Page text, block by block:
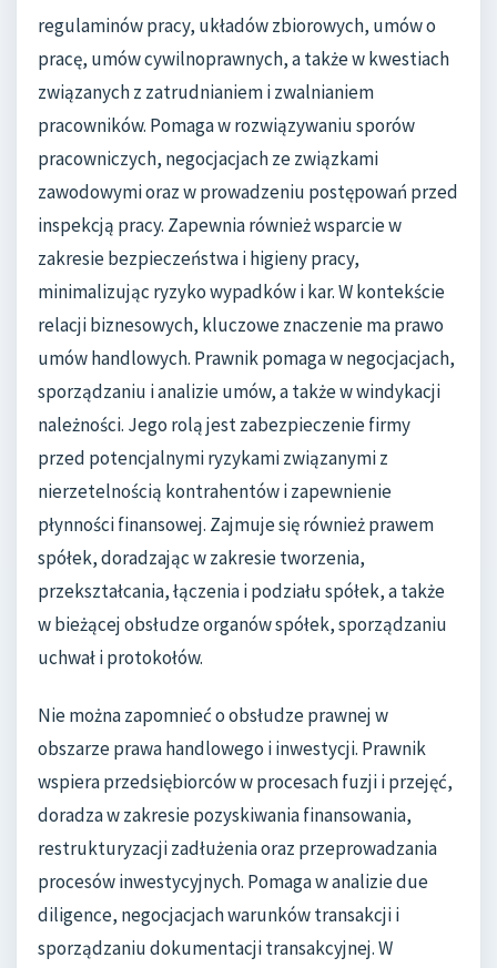
regulaminów pracy, układów zbiorowych, umów o
pracę, umów cywilnoprawnych, a także w kwestiach
związanych z zatrudnianiem i zwalnianiem
pracowników. Pomaga w rozwiązywaniu sporów
pracowniczych, negocjacjach ze związkami
zawodowymi oraz w prowadzeniu postępowań przed
inspekcją pracy. Zapewnia również wsparcie w
zakresie bezpieczeństwa i higieny pracy,
minimalizując ryzyko wypadków i kar. W kontekście
relacji biznesowych, kluczowe znaczenie ma prawo
umów handlowych. Prawnik pomaga w negocjacjach,
sporządzaniu i analizie umów, a także w windykacji
należności. Jego rolą jest zabezpieczenie firmy
przed potencjalnymi ryzykami związanymi z
nierzetelnością kontrahentów i zapewnienie
płynności finansowej. Zajmuje się również prawem
spółek, doradzając w zakresie tworzenia,
przekształcania, łączenia i podziału spółek, a także
w bieżącej obsłudze organów spółek, sporządzaniu
uchwał i protokołów.
Nie można zapomnieć o obsłudze prawnej w
obszarze prawa handlowego i inwestycji. Prawnik
wspiera przedsiębiorców w procesach fuzji i przejęć,
doradza w zakresie pozyskiwania finansowania,
restrukturyzacji zadłużenia oraz przeprowadzania
procesów inwestycyjnych. Pomaga w analizie due
diligence, negocjacjach warunków transakcji i
sporządzaniu dokumentacji transakcyjnej. W